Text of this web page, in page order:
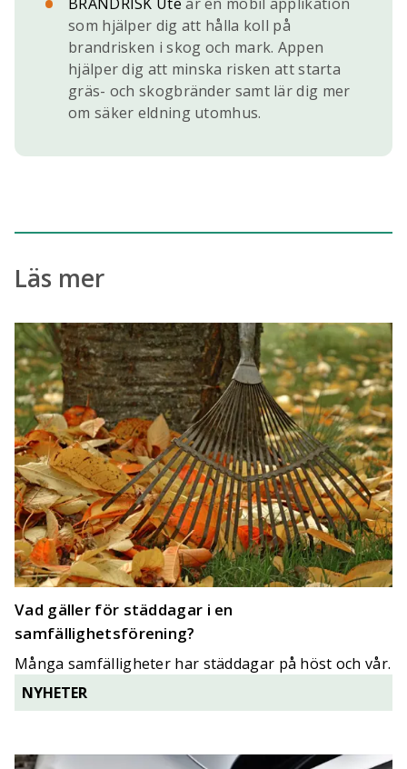
som hjälper dig att hålla koll på
brandrisken i skog och mark. Appen
hjälper dig att minska risken att starta
gräs- och skogbränder samt lär dig mer
om säker eldning utomhus.
Läs mer
NYHETER
Vad gäller för städdagar i en
samfällighetsförening?
Många samfälligheter har städdagar på höst och vår.
Men vad gäller?